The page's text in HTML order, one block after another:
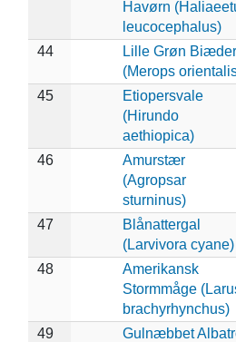
Havørn
leucocephalus)
44
Lille Grøn Biæder
(Merops
45
Etiopersvale
(Hirundo
aethiopica)
46
Amurstær
(Agropsar
sturninus)
47
Blånattergal
(Larvivora cyane)
48
Amerikansk
Stormmåge
brachyrhynchus)
49
Gulnæbbet